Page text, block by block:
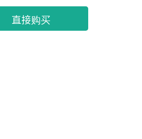
直接购买